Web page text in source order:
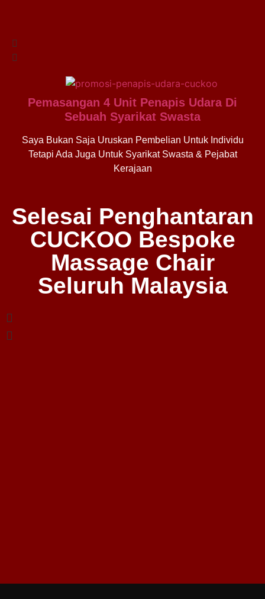
Pemasangan 4 Unit Penapis Udara Di
Sebuah Syarikat Swasta
Saya Bukan Saja Uruskan Pembelian Untuk Individu
Tetapi Ada Juga Untuk Syarikat Swasta & Pejabat
Kerajaan
Selesai Penghantaran
CUCKOO Bespoke
Massage Chair
Seluruh Malaysia